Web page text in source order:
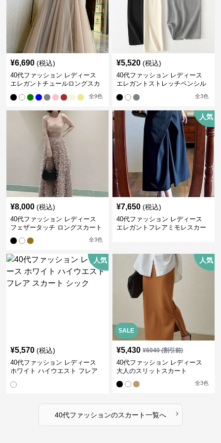
¥6,690 (税込)
40代ファッション レディース
エレガントチュールロングスカ
全9色
¥5,520 (税込)
40代ファッション レディース
エレガントストレッチペンシル
全3色
¥8,000 (税込)
40代ファッション レディース
フェザータッチ ロングスカート
全3色
人気
¥7,650 (税込)
40代ファッション レディース
エレガントフレアミモレスカー
人気
¥5,570 (税込)
40代ファッション レディース
ホワイト ハイウエスト フレア
SALE
人気
¥5,430 ¥6040(割引前)
40代ファッション レディース
大人のスリットスカート
全3色
40代ファッションのスカート一覧へ ›